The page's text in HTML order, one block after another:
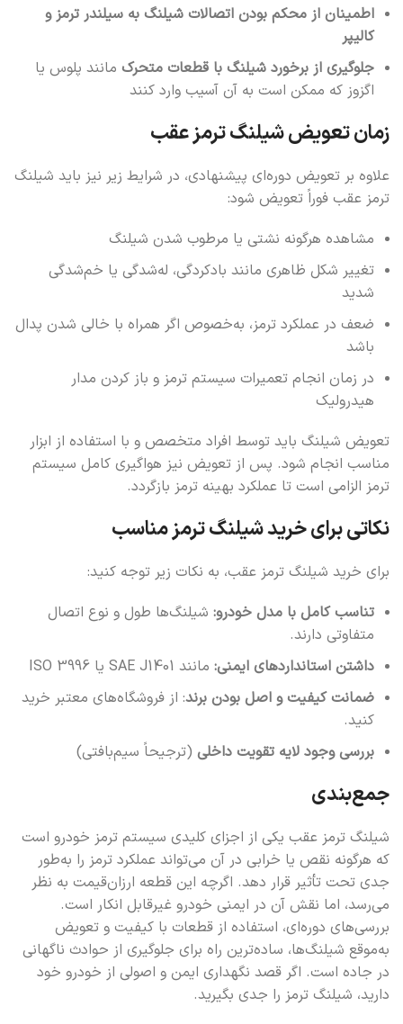
اطمینان از محکم بودن اتصالات شیلنگ به سیلندر ترمز و
کالیپر
جلوگیری از برخورد شیلنگ با قطعات متحرک مانند پلوس یا
اگزوز که ممکن است به آن آسیب وارد کنند
زمان تعویض شیلنگ ترمز عقب
علاوه بر تعویض دوره‌ای پیشنهادی، در شرایط زیر نیز باید شیلنگ
ترمز عقب فوراً تعویض شود:
مشاهده هرگونه نشتی یا مرطوب شدن شیلنگ
تغییر شکل ظاهری مانند بادکردگی، له‌شدگی یا خم‌شدگی
شدید
ضعف در عملکرد ترمز، به‌خصوص اگر همراه با خالی شدن پدال
باشد
در زمان انجام تعمیرات سیستم ترمز و باز کردن مدار
هیدرولیک
تعویض شیلنگ باید توسط افراد متخصص و با استفاده از ابزار
مناسب انجام شود. پس از تعویض نیز هواگیری کامل سیستم
ترمز الزامی است تا عملکرد بهینه ترمز بازگردد.
نکاتی برای خرید شیلنگ ترمز مناسب
برای خرید شیلنگ ترمز عقب، به نکات زیر توجه کنید:
تناسب کامل با مدل خودرو: شیلنگ‌ها طول و نوع اتصال
متفاوتی دارند.
داشتن استانداردهای ایمنی: مانند SAE J1401 یا ISO 3996
ضمانت کیفیت و اصل بودن برند: از فروشگاه‌های معتبر خرید
کنید.
بررسی وجود لایه تقویت داخلی (ترجیحاً سیم‌بافتی)
جمع‌بندی
شیلنگ ترمز عقب یکی از اجزای کلیدی سیستم ترمز خودرو است
که هرگونه نقص یا خرابی در آن می‌تواند عملکرد ترمز را به‌طور
جدی تحت تأثیر قرار دهد. اگرچه این قطعه ارزان‌قیمت به نظر
می‌رسد، اما نقش آن در ایمنی خودرو غیرقابل انکار است.
بررسی‌های دوره‌ای، استفاده از قطعات با کیفیت و تعویض
به‌موقع شیلنگ‌ها، ساده‌ترین راه برای جلوگیری از حوادث ناگهانی
در جاده است. اگر قصد نگهداری ایمن و اصولی از خودرو خود
دارید، شیلنگ ترمز را جدی بگیرید.